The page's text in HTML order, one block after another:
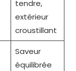
tendre,
extérieur
croustillant
Saveur
équilibrée